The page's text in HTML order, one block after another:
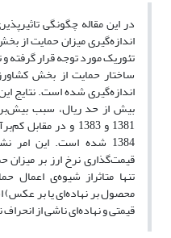
در این مقاله چگونگی
اندازه‌گیری میزان حمایت از
تئوریک مورد توجه قرار گرفته
اندازه‌گیری شده است. نتایج
بیش از حد ریال، سبب
1384 شده است. این
قیمت‌گذاری نرخ ارز بر میزان
تنها متاثراز شیوه‌ی اعمال
محصول بر نهاده‌ای یا بر عکس)
قیمتی و نهاده‌ای ناشی از انحراف